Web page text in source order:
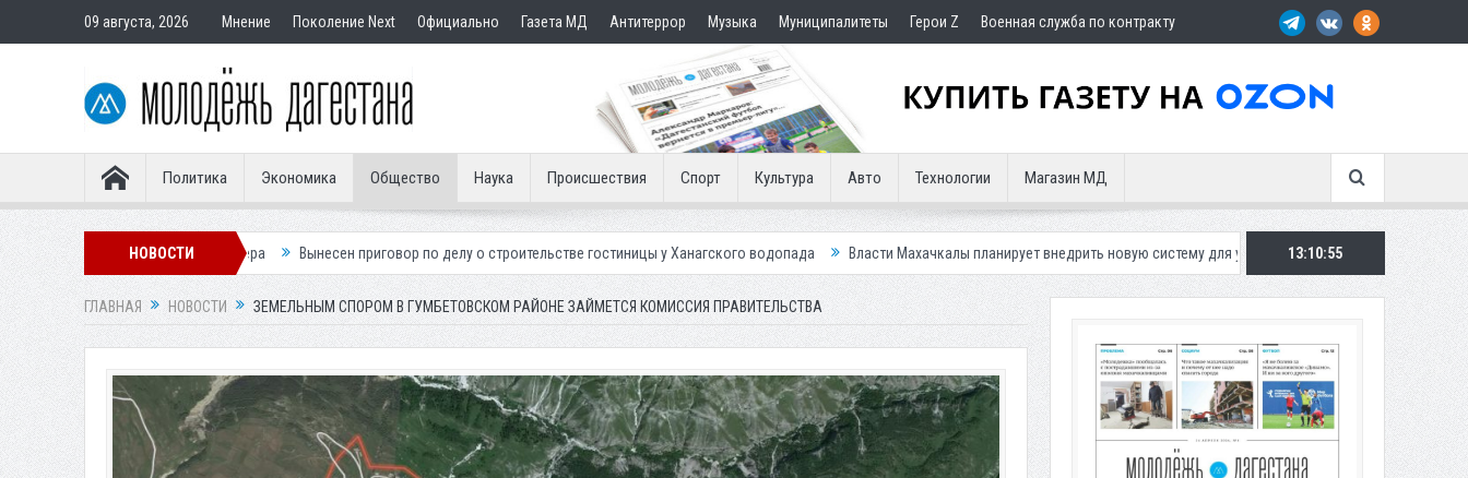
09 августа, 2026 Мнение Поколение Next Официально Газета МД Антитеррор Музыка Муниципалитеты Герои Z Военная служба по контракту
Политика Экономика Общество Наука Происшествия Спорт Культура Авто Технологии Магазин МД
НОВОСТИ
легионера Вынесен приговор по делу о строительстве гостиницы у Ханагского водопада Власти Махачкалы планирует внедрить новую систему для улучшения ситуации с парковками Махачкалинское
13:10:57
ГЛАВНАЯ НОВОСТИ ЗЕМЕЛЬНЫМ СПОРОМ В ГУМБЕТОВСКОМ РАЙОНЕ ЗАЙМЕТСЯ КОМИССИЯ ПРАВИТЕЛЬСТВА